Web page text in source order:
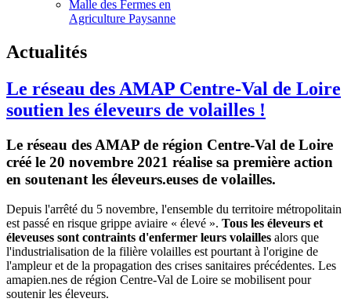
Malle des Fermes en
Agriculture Paysanne
Actualités
Le réseau des AMAP Centre-Val de Loire
soutien les éleveurs de volailles !
Le réseau des AMAP de région Centre-Val de Loire
créé le 20 novembre 2021 réalise sa première action
en soutenant les éleveurs.euses de volailles.
Depuis l'arrêté du 5 novembre, l'ensemble du territoire métropolitain
est passé en risque grippe aviaire « élevé ». Tous les éleveurs et
éleveuses sont contraints d'enfermer leurs volailles alors que
l'industrialisation de la filière volailles est pourtant à l'origine de
l'ampleur et de la propagation des crises sanitaires précédentes. Les
amapien.nes de région Centre-Val de Loire se mobilisent pour
soutenir les éleveurs.